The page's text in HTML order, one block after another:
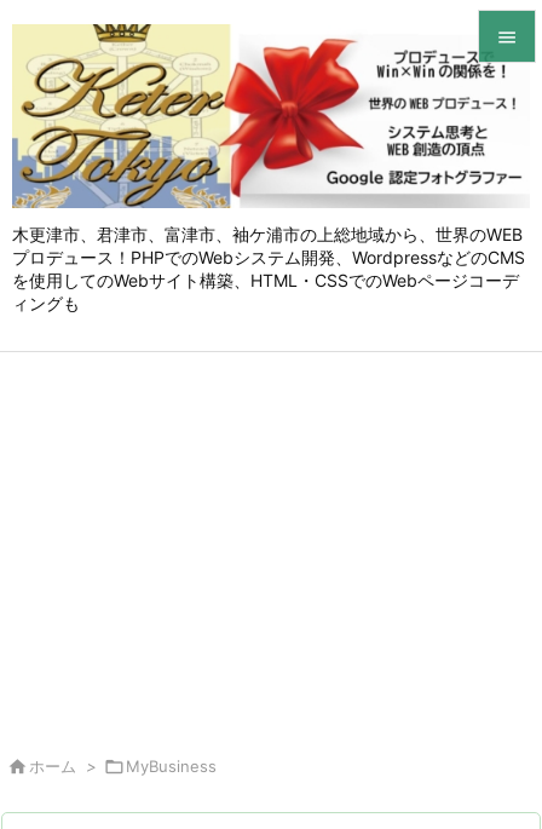
木更津市、君津市、富津市、袖ケ浦市の上総地域から、世界のWEB
プロデュース！PHPでのWebシステム開発、WordpressなどのCMS
を使用してのWebサイト構築、HTML・CSSでのWebページコーデ
ィングも


メニュ
サイド

前へ

 ホーム > MyBusiness